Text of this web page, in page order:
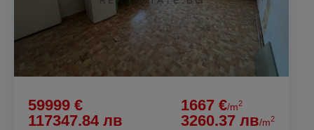
59999 €
117347.84 лв
1667 €/m2
3260.37 лв/m2